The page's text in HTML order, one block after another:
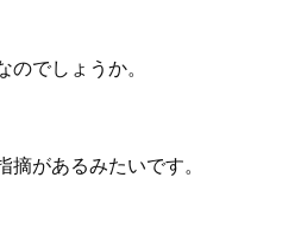
でしょうか。
摘があるみたいです。